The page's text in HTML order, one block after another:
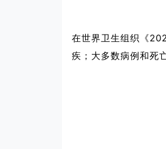
在世界卫生组织《
疾；大多数病例和死